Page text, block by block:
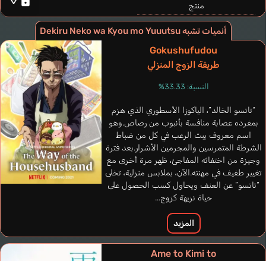
منتج
Saku's Father أنميات تشبه Dekiru Neko wa Kyou mo Yuuutsu
Gokushufudou
طريقة الزوج المنزلي
النسبة: 33.33%
“تاتسو الخالد”، الياكوزا الأسطوري الذي هزم
بمفرده عصابة منافسة بأنبوب من رصاص.وهو
اسم معروف يبث الرعب في كل من ضباط
الشرطة المتمرسين والمجرمين الأشرار.بعد فترة
وجيزة من اختفائه المفاجئ، ظهر مرة أخرى مع
تغيير طفيف في مهنته.الآن، بملابس منزلية، تخلى
“تاتسو” عن العنف ويحاول كسب الحصول على
حياة نزيهة كزوج...
المزيد
Ame to Kimi to